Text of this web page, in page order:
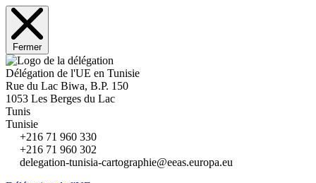
Fermer
Délégation de l'UE en Tunisie
Rue du Lac Biwa, B.P. 150
1053 Les Berges du Lac
Tunis
Tunisie
+216 71 960 330
+216 71 960 302
delegation-tunisia-cartographie@eeas.europa.eu